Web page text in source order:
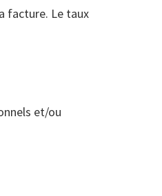
facture. Le taux
et/ou